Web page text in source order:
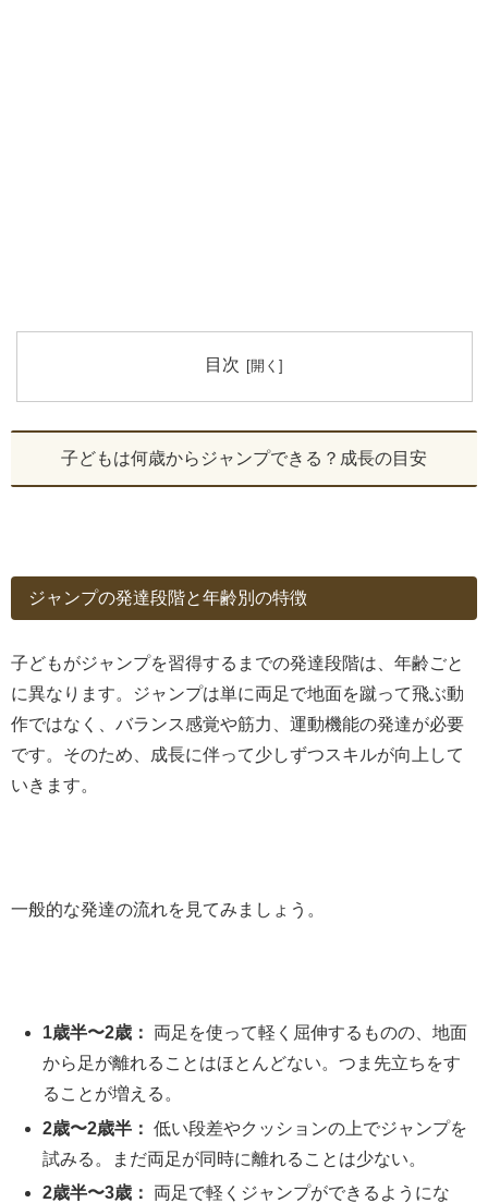
目次
子どもは何歳からジャンプできる？成長の目安
ジャンプの発達段階と年齢別の特徴
子どもがジャンプを習得するまでの発達段階は、年齢ごと
に異なります。ジャンプは単に両足で地面を蹴って飛ぶ動
作ではなく、バランス感覚や筋力、運動機能の発達が必要
です。そのため、成長に伴って少しずつスキルが向上して
いきます。
一般的な発達の流れを見てみましょう。
1歳半〜2歳：
両足を使って軽く屈伸するものの、地面
から足が離れることはほとんどない。つま先立ちをす
ることが増える。
2歳〜2歳半： 低い段差やクッションの上でジャンプを
試みる。まだ両足が同時に離れることは少ない。
2歳半〜3歳：
両足で軽くジャンプができるようにな